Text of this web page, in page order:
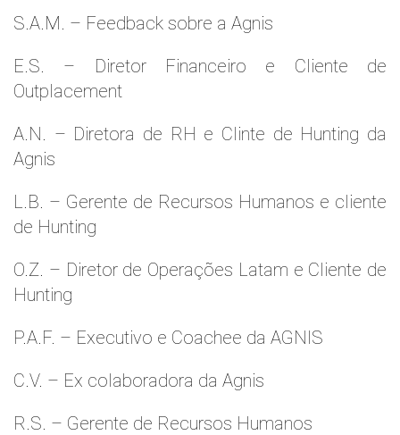
S.A.M. – Feedback sobre a Agnis
E.S. – Diretor Financeiro e Cliente de
Outplacement
A.N. – Diretora de RH e Clinte de Hunting da
Agnis
L.B. – Gerente de Recursos Humanos e cliente
de Hunting
O.Z. – Diretor de Operações Latam e Cliente de
Hunting
P.A.F. – Executivo e Coachee da AGNIS
C.V. – Ex colaboradora da Agnis
R.S. – Gerente de Recursos Humanos